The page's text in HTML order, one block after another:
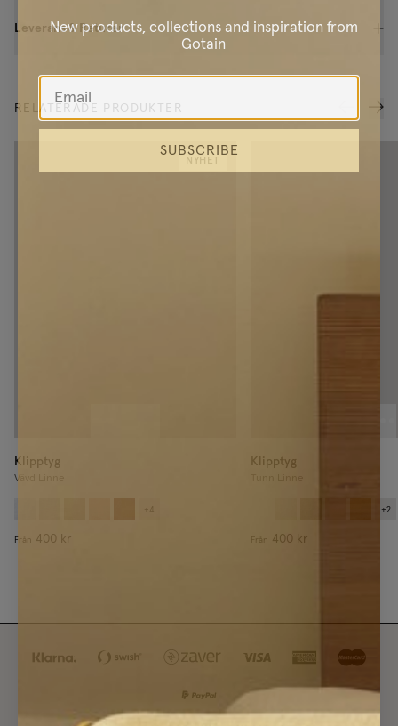
Leverans & Returer
RELATERADE PRODUKTER
NYHET
Klipptyg
Vävd Linne
Från 400 kr
Klipptyg
+2
Från 400 kr
New products, collections and inspiration from
Gotain
SUBSCRIBE